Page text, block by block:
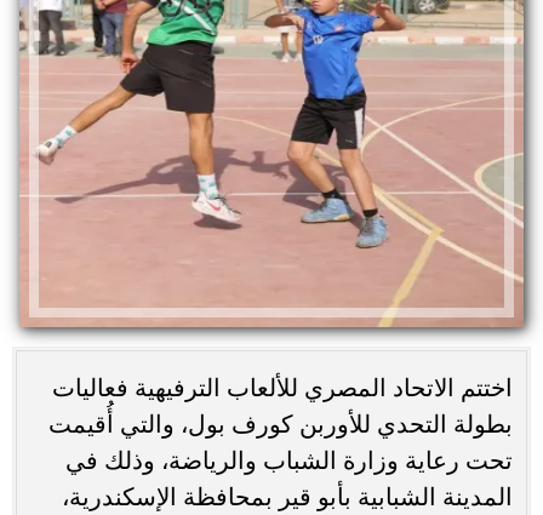
اختتم الاتحاد المصري للألعاب الترفيهية فعاليات
بطولة التحدي للأوربن كورف بول، والتي أُقيمت
تحت رعاية وزارة الشباب والرياضة، وذلك في
المدينة الشبابية بأبو قير بمحافظة الإسكندرية،